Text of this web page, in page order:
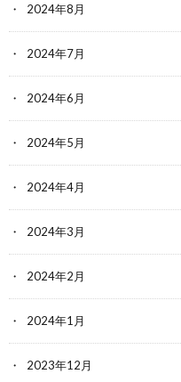
2024年8月
2024年7月
2024年6月
2024年5月
2024年4月
2024年3月
2024年2月
2024年1月
2023年12月